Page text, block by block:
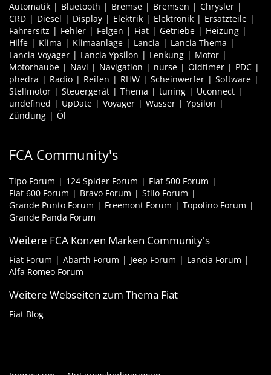
Automatik Bluetooth Bremse Bremsen
Chrysler
CRD
Diesel Display Elektrik Elektronik
Ersatzteile
Fahrersitz
Fehler Felgen Fiat Getriebe
Heizung
Hilfe
Klima Klimaanlage Lancia
Lancia Thema
Lancia Voyager
Lancia Ypsilon Lenkung
Motor
Motorhaube
Navi Navigation nurse Oldtimer
PDC
phedra
Radio Reifen RHW Scheinwerfer
Software
Stellmotor
Steuergerät Thema tuning
Uconnect
undefined
UpDate Voyager Wasser
Ypsilon
Zündung
Öl
FCA Community's
Tipo Forum 124 Spider Forum
Fiat 500 Forum
Fiat 600 Forum
Bravo Forum
Stilo Forum
Grande Punto Forum
Freemont Forum
Topolino Forum
Grande Panda Forum
Weitere FCA Konzen Marken Community's
Fiat Forum Abarth Forum Jeep Forum
Lancia Forum
Alfa Romeo Forum
Weitere Webseiten zum Thema Fiat
Fiat Blog